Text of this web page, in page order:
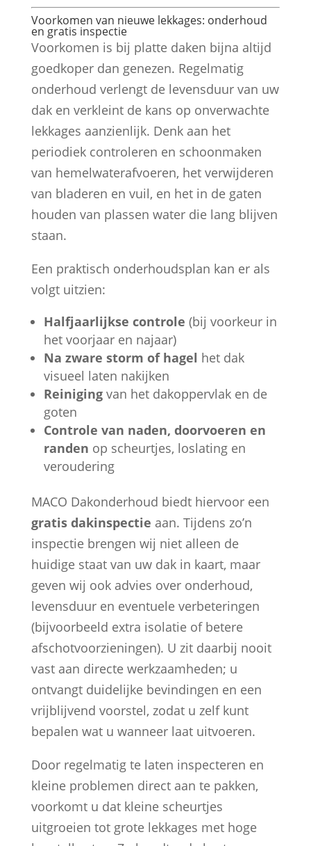
Voorkomen van nieuwe lekkages: onderhoud
en gratis inspectie
Voorkomen is bij platte daken bijna altijd
goedkoper dan genezen. Regelmatig
onderhoud verlengt de levensduur van uw
dak en verkleint de kans op onverwachte
lekkages aanzienlijk. Denk aan het
periodiek controleren en schoonmaken
van hemelwaterafvoeren, het verwijderen
van bladeren en vuil, en het in de gaten
houden van plassen water die lang blijven
staan.
Een praktisch onderhoudsplan kan er als
volgt uitzien:
Halfjaarlijkse controle (bij voorkeur in
het voorjaar en najaar)
Na zware storm of hagel het dak
visueel laten nakijken
Reinigingvan het dakoppervlak en de
goten
Controle van naden, doorvoeren en
randen op scheurtjes, loslating en
veroudering
MACO Dakonderhoud biedt hiervoor een
gratis dakinspectie aan. Tijdens zo’n
inspectie brengen wij niet alleen de
huidige staat van uw dak in kaart, maar
geven wij ook advies over onderhoud,
levensduur en eventuele verbeteringen
(bijvoorbeeld extra isolatie of betere
afschotvoorzieningen). U zit daarbij nooit
vast aan directe werkzaamheden; u
ontvangt duidelijke bevindingen en een
vrijblijvend voorstel, zodat u zelf kunt
bepalen wat u wanneer laat uitvoeren.
Door regelmatig te laten inspecteren en
kleine problemen direct aan te pakken,
voorkomt u dat kleine scheurtjes
uitgroeien tot grote lekkages met hoge